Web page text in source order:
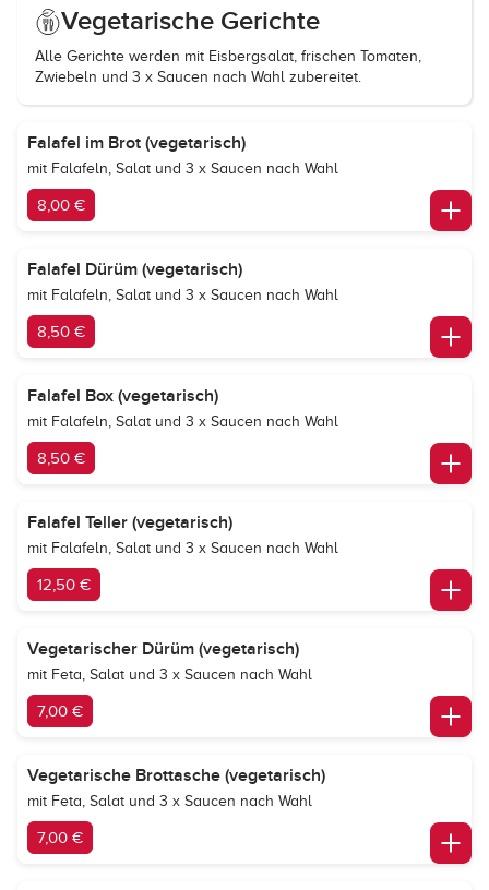
Vegetarische Gerichte
Alle Gerichte werden mit Eisbergsalat, frischen Tomaten,
Zwiebeln und 3 x Saucen nach Wahl zubereitet.
Falafel im Brot (vegetarisch)
mit Falafeln, Salat und 3 x Saucen nach Wahl
8,00 €
Falafel Dürüm (vegetarisch)
mit Falafeln, Salat und 3 x Saucen nach Wahl
8,50 €
Falafel Box (vegetarisch)
mit Falafeln, Salat und 3 x Saucen nach Wahl
8,50 €
Falafel Teller (vegetarisch)
mit Falafeln, Salat und 3 x Saucen nach Wahl
12,50 €
Vegetarischer Dürüm (vegetarisch)
mit Feta, Salat und 3 x Saucen nach Wahl
7,00 €
Vegetarische Brottasche (vegetarisch)
mit Feta, Salat und 3 x Saucen nach Wahl
7,00 €